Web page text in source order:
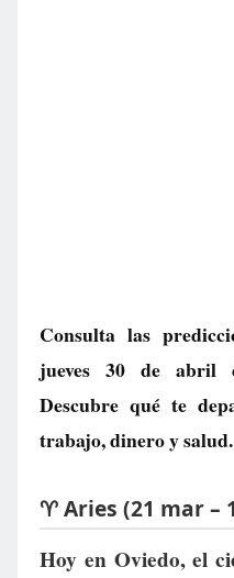
Consulta las
jueves 30 de abril
Descubre qué te
trabajo, dinero y salud.
♈ Aries (21 mar –
Hoy en Oviedo, el